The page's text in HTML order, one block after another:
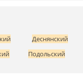
Деснянский
Подольский